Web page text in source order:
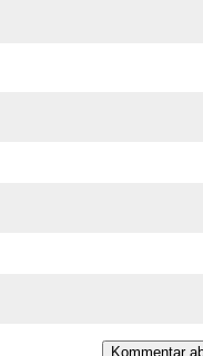
Kommentar